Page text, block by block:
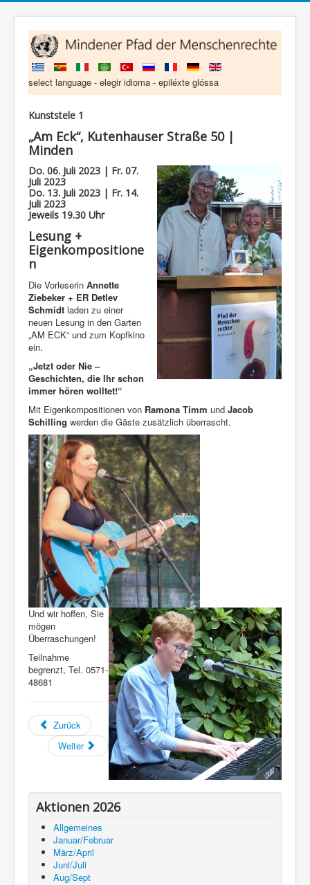
select language - elegir idioma - epiléxte glóssa
Kunststele 1
„Am Eck“, Kutenhauser Straße 50 |
Minden
Do. 06. Juli 2023 | Fr. 07.
Juli 2023
Do. 13. Juli 2023 | Fr. 14.
Juli 2023
Jeweils 19.30 Uhr
Lesung +
Eigenkompositione
n
Die Vorleserin Annette
Ziebeker + ER Detlev
Schmidt laden zu einer
neuen Lesung in den Garten
„AM ECK“ und zum Kopfkino
ein.
„Jetzt oder Nie –
Geschichten, die Ihr schon
immer hören wolltet!“
Mit Eigenkompositionen von Ramona Timm und Jacob
Schilling werden die Gäste zusätzlich überrascht.
Und wir hoffen, Sie
mögen
Überraschungen!
Teilnahme
begrenzt, Tel. 0571-
48681
Zurück
Weiter
Aktionen 2026
Allgemeines
Januar/Februar
März/April
Juni/Juli
Aug/Sept